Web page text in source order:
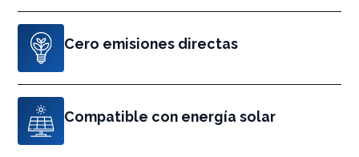
Cero emisiones directas
Compatible con energía solar